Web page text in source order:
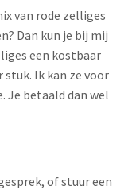
van rode zelliges
Dan kun je bij mij
een kostbaar
stuk. Ik kan ze voor
Je betaald dan wel
of stuur een